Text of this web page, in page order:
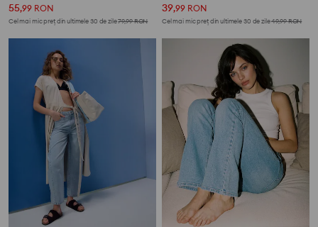
55,99 RON
Cel mai mic preț din ultimele 30 de zile79,99RON
39,99 RON
Cel mai mic preț din ultimele 30 de zile49,99RON